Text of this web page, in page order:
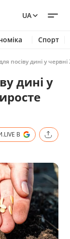
UA
Спорт
посіву дині у
дині у
В